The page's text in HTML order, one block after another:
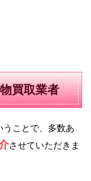
買取業者
ことで、多数あ
させていただきま